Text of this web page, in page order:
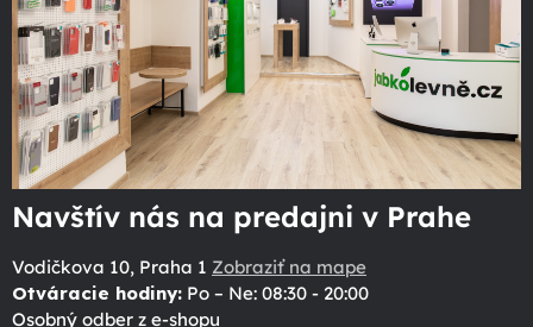
Navštív nás na predajni v Prahe
Vodičkova 10, Praha 1 Zobraziť na mape
Otváracie hodiny: Po – Ne: 08:30 - 20:00
Osobný odber z e-shopu